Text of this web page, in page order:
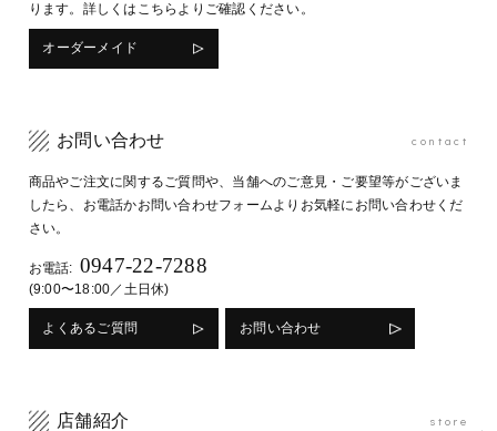
ります。詳しくはこちらよりご確認ください。
オーダーメイド
お問い合わせ contact
商品やご注文に関するご質問や、当舗へのご意見・ご要望等がございま
したら、お電話かお問い合わせフォームよりお気軽にお問い合わせくだ
さい。
お電話: 0947-22-7288
(9:00〜18:00／土日休)
よくあるご質問 お問い合わせ
店舗紹介 store